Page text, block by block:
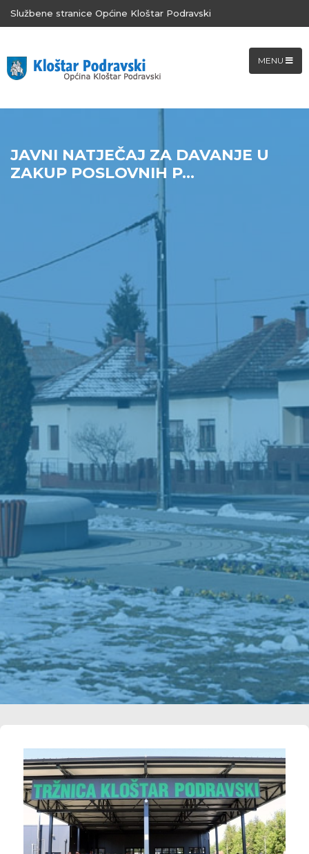
Službene stranice Općine Kloštar Podravski
MENU
JAVNI NATJEČAJ ZA DAVANJE U
ZAKUP POSLOVNIH P...